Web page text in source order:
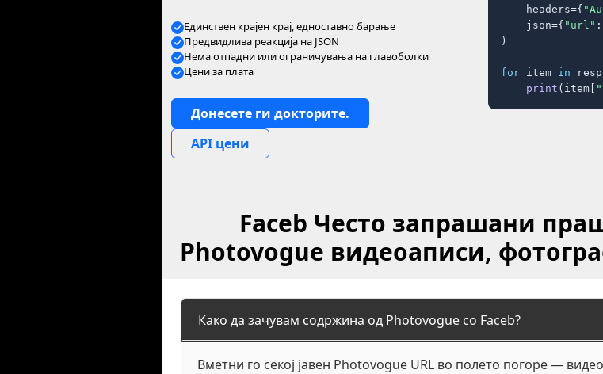
Единствен крајен крај, едноставно барање
Предвидлива реакција на JSON
Нема отпадни или ограничувања на главоболки
Цени за плата
Донесете ги докторите.
API цени
    headers={
    json={
"url" :
)
for item in
print (item[
Faceb Често запрашани
Photovogue видеоаписи,
Како да зачувам содржина од Photovogue со Faceb?
Вметни го секој јавен Photovogue URL во полето погоре —